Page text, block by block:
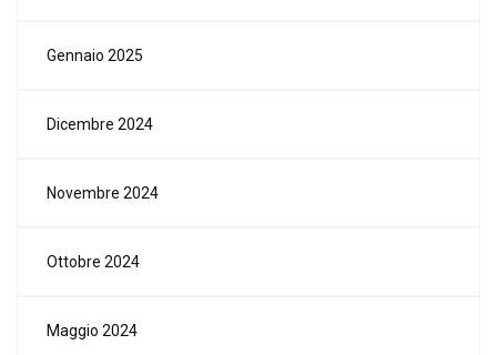
Gennaio 2025
Dicembre 2024
Novembre 2024
Ottobre 2024
Maggio 2024